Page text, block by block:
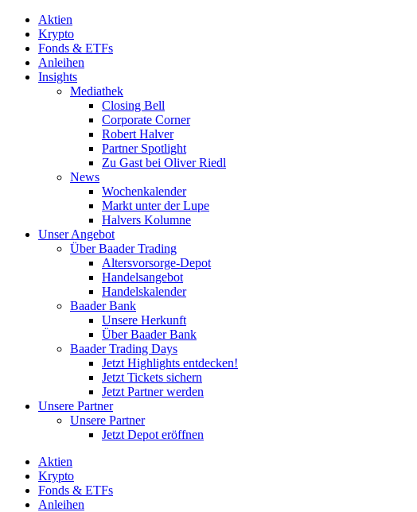
Aktien
Krypto
Fonds & ETFs
Anleihen
Insights
Mediathek
Closing Bell
Corporate Corner
Robert Halver
Partner Spotlight
Zu Gast bei Oliver Riedl
News
Wochenkalender
Markt unter der Lupe
Halvers Kolumne
Unser Angebot
Über Baader Trading
Altersvorsorge-Depot
Handelsangebot
Handelskalender
Baader Bank
Unsere Herkunft
Über Baader Bank
Baader Trading Days
Jetzt Highlights entdecken!
Jetzt Tickets sichern
Jetzt Partner werden
Unsere Partner
Unsere Partner
Jetzt Depot eröffnen
Aktien
Krypto
Fonds & ETFs
Anleihen